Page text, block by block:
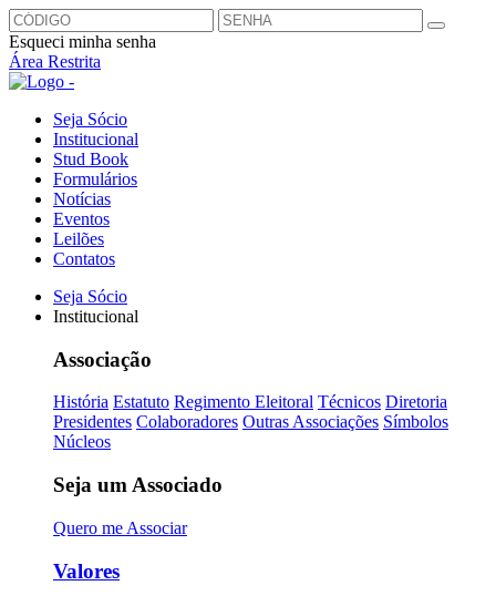
Esqueci minha senha
Área Restrita
Seja Sócio
Institucional
Stud Book
Formulários
Notícias
Eventos
Leilões
Contatos
Seja Sócio
Institucional
Associação
História Estatuto Regimento Eleitoral Técnicos Diretoria
Presidentes Colaboradores Outras Associações Símbolos
Núcleos
Seja um Associado
Quero me Associar
Valores